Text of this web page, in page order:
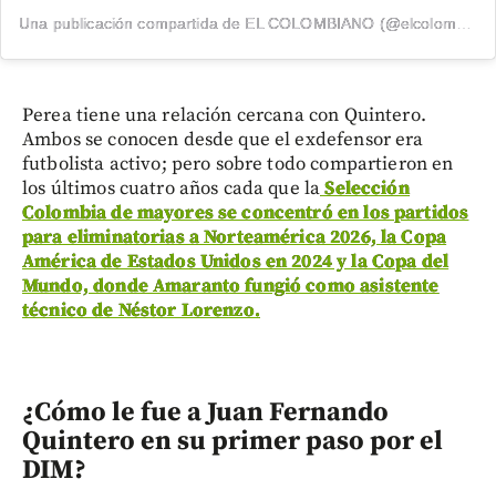
Una publicación compartida de EL COLOMBIANO (@elcolombiano_)
Perea tiene una relación cercana con Quintero.
Ambos se conocen desde que el exdefensor era
futbolista activo; pero sobre todo compartieron en
los últimos cuatro años cada que laSelección
Colombia de mayores se concentró en los partidos
para eliminatorias a Norteamérica 2026, la Copa
América de Estados Unidos en 2024 y la Copa del
Mundo, donde Amaranto fungió como asistente
técnico de Néstor Lorenzo.
¿Cómo le fue a Juan Fernando
Quintero en su primer paso por el
DIM?